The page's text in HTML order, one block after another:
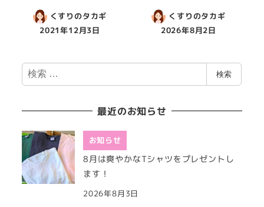
くすりのタカギ
2021年12月3日
くすりのタカギ
2026年8月2日
検
索
検索
最近のお知らせ
お知らせ
8月は爽やかなTシャツをプレゼントし
ます！
2026年8月3日